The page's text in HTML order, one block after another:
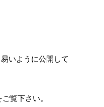
いように公開して
覧下さい。